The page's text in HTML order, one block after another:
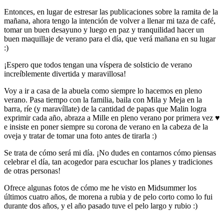
Entonces, en lugar de estresar las publicaciones sobre la ramita de la
mañana, ahora tengo la intención de volver a llenar mi taza de café,
tomar un buen desayuno y luego en paz y tranquilidad hacer un
buen maquillaje de verano para el día, que verá mañana en su lugar
:)
¡Espero que todos tengan una víspera de solsticio de verano
increíblemente divertida y maravillosa!
Voy a ir a casa de la abuela como siempre lo hacemos en pleno
verano. Pasa tiempo con la familia, baila con Mila y Meja en la
barra, ríe (y maravíllate) de la cantidad de papas que Malin logra
exprimir cada año, abraza a Mille en pleno verano por primera vez ♥
e insiste en poner siempre su corona de verano en la cabeza de la
oveja y tratar de tomar una foto antes de tirarla :)
Se trata de cómo será mi día. ¡No dudes en contarnos cómo piensas
celebrar el día, tan acogedor para escuchar los planes y tradiciones
de otras personas!
Ofrece algunas fotos de cómo me he visto en Midsummer los
últimos cuatro años, de morena a rubia y de pelo corto como lo fui
durante dos años, y el año pasado tuve el pelo largo y rubio :)